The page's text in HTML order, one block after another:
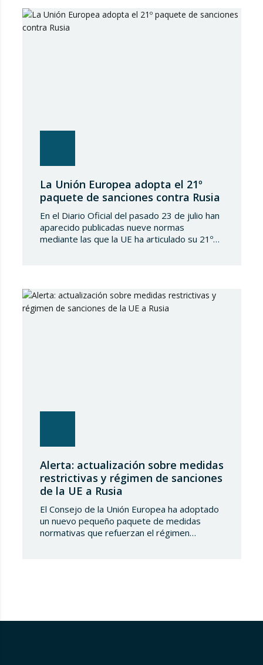
(UE) 2018/1542 relativo a la adopción de
medidas restrictivas…
La Unión Europea adopta el 21º
paquete de sanciones contra Rusia
En el Diario Oficial del pasado 23 de julio han
aparecido publicadas nueve normas
mediante las que la UE ha articulado su 21º
contra dicho país. En…
Alerta: actualización sobre medidas
restrictivas y régimen de sanciones
de la UE a Rusia
El Consejo de la Unión Europea ha adoptado
un nuevo pequeño paquete de medidas
normativas que refuerzan el régimen